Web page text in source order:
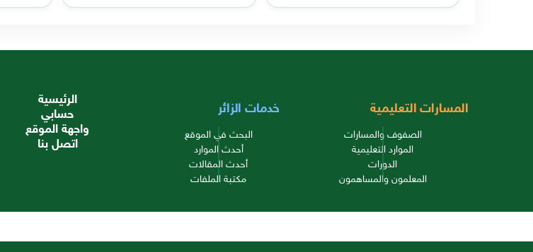
المسارات التعليمية
الصفوف والمسارات
الموارد التعليمية
الدورات
المعلمون والمساهمون
خدمات الزائر
البحث في الموقع
أحدث الموارد
أحدث المقالات
مكتبة الملفات
الرئيسية
حسابي
واجهة الموقع
اتصل بنا